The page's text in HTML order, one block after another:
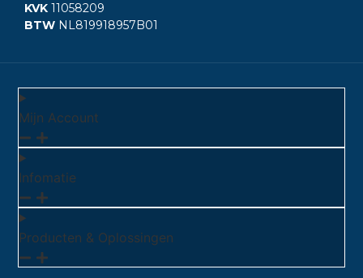
KVK 11058209
BTW NL819918957B01
Mijn Account
Infomatie
Producten & Oplossingen